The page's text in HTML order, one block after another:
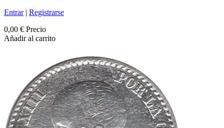
Entrar| Registrarse
0,00 € Precio
Añadir al carrito